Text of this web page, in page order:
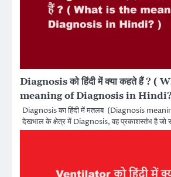
Diagnosis को हिंदी में क्या कहते हैं ? (
meaning of Diagnosis in
Diagnosis का हिंदी में मतलब (Diagnosis
देखभाल के क्षेत्र में Diagnosis, वह प्रकाशस्तंभ है